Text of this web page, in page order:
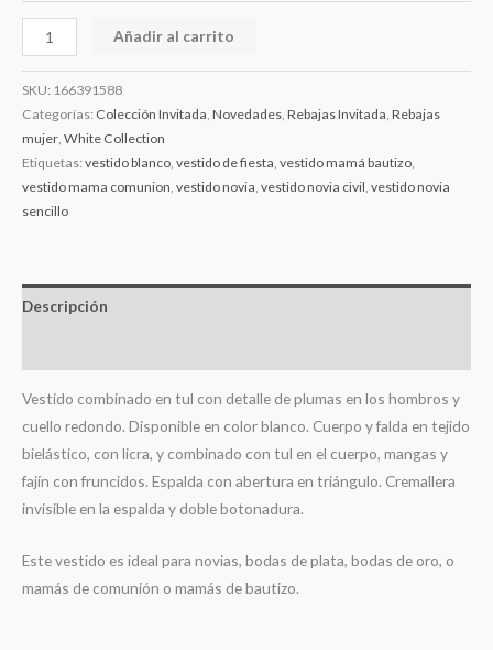
Añadir al carrito
SKU: 166391588
Categorías: Colección Invitada, Novedades, Rebajas Invitada, Rebajas
mujer, White Collection
Etiquetas: vestido blanco, vestido de fiesta, vestido mamá bautizo,
vestido mama comunion, vestido novia, vestido novia civil, vestido novia
sencillo
Descripción
Vestido combinado en tul con detalle de plumas en los hombros y
cuello redondo. Disponible en color blanco. Cuerpo y falda en tejido
bielástico, con licra, y combinado con tul en el cuerpo, mangas y
fajín con fruncidos. Espalda con abertura en triángulo. Cremallera
invisible en la espalda y doble botonadura.
Este vestido es ideal para novias, bodas de plata, bodas de oro, o
mamás de comunión o mamás de bautizo.